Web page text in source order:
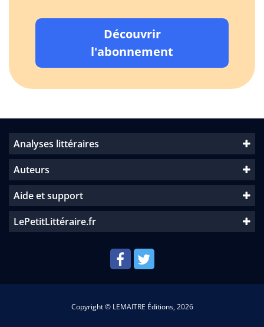
Découvrir
l'abonnement
Analyses littéraires
Auteurs
Aide et support
LePetitLittéraire.fr
Copyright © LEMAITRE Éditions, 2026